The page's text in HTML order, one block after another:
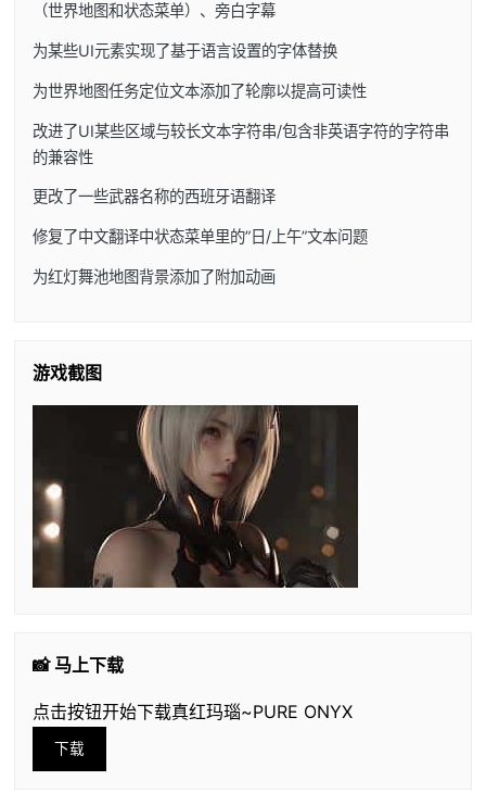
（世界地图和状态菜单）、旁白字幕
为某些UI元素实现了基于语言设置的字体替换
为世界地图任务定位文本添加了轮廓以提高可读性
改进了UI某些区域与较长文本字符串/包含非英语字符的字符串
的兼容性
更改了一些武器名称的西班牙语翻译
修复了中文翻译中状态菜单里的”日/上午”文本问题
为红灯舞池地图背景添加了附加动画
游戏截图
📸 马上下载
点击按钮开始下载真红玛瑙~PURE ONYX
下载